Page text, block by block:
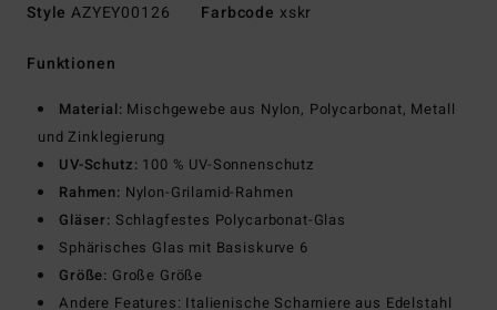
Style AZYEY00126 Farbcode xskr
Funktionen
Material: Mischgewebe aus Nylon, Polycarbonat, Metall
und Zinklegierung
UV-Schutz: 100 % UV-Sonnenschutz
Rahmen: Nylon-Grilamid-Rahmen
Gläser: Schlagfestes Polycarbonat-Glas
Sphärisches Glas mit Basiskurve 6
Größe: Große Größe
Andere Features: Italienische Scharniere aus Edelstahl